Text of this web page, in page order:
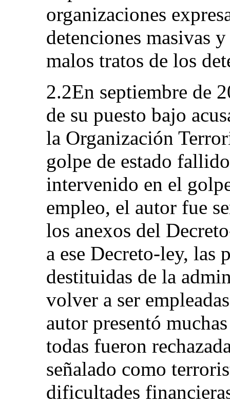
organizaciones
detenciones masivas
malos tratos de los
2.2En septiembre de
de su puesto bajo
la Organización
golpe de estado
intervenido en el
empleo, el autor fue
los anexos del
a ese Decreto‑ley, las
destituidas de la
volver a ser
autor presentó
todas fueron
señalado como
dificultades